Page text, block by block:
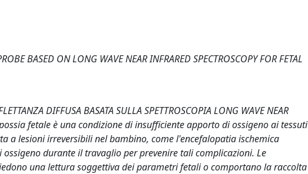
BASED ON LONG WAVE NEAR INFRARED SPECTROSCOPY FOR FETAL
DIFFUSA BASATA SULLA SPETTROSCOPIA LONG WAVE NEAR
fetale è una condizione di insufficiente apporto di ossigeno ai tessuti
a lesioni irreversibili nel bambino, come l'encefalopatia ischemica
durante il travaglio per prevenire tali complicazioni. Le
una lettura soggettiva dei parametri fetali o comportano la raccolta